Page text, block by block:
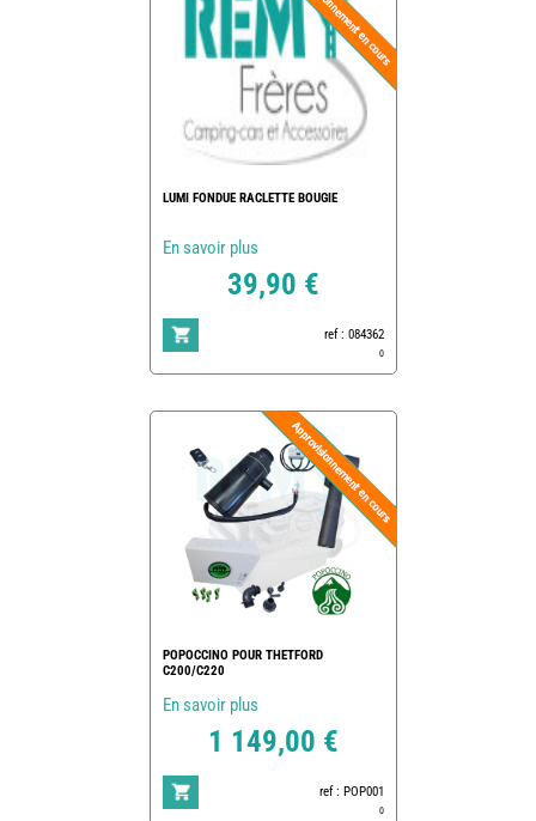
LUMI FONDUE RACLETTE BOUGIE
En savoir plus
39,90 €
ref : 084362
0
POPOCCINO POUR THETFORD
C200/C220
En savoir plus
1 149,00 €
ref : POP001
0